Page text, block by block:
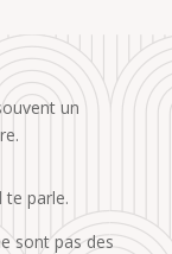
un
te parle.
sont pas des